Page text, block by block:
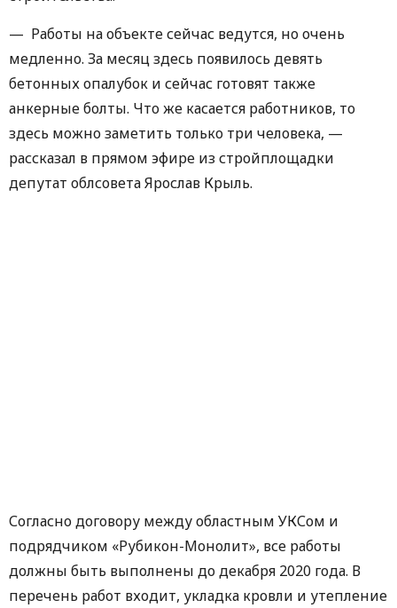
— Работы на объекте сейчас ведутся, но очень
медленно. За месяц здесь появилось девять
бетонных опалубок и сейчас готовят также
анкерные болты. Что же касается работников, то
здесь можно заметить только три человека, —
рассказал в прямом эфире из стройплощадки
депутат облсовета Ярослав Крыль.
Согласно договору между областным УКСом и
подрядчиком «Рубикон-Монолит», все работы
должны быть выполнены до декабря 2020 года. В
перечень работ входит, укладка кровли и утепление